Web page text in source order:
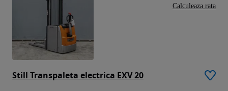
Still Transpaleta electrica EXV 20
Calculeaza rata